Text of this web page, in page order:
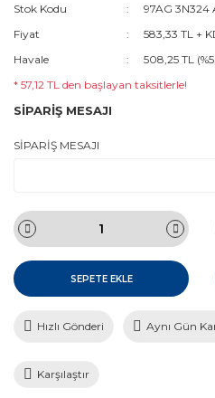
Stok Kodu
97AG 3N324
Fiyat
583,33 TL +
Havale
508,25 TL
* 57,12 TL den başlayan taksitlerle!
SİPARİŞ MESAJI
SİPARİŞ MESAJI
SEPETE EKLE
Hızlı Gönderi Aynı Gün
Karşılaştır